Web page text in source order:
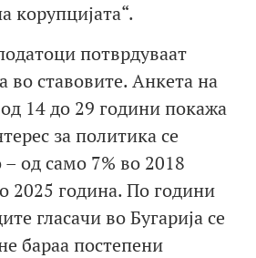
корупцијата“.
потврдуваат
во ставовите. Анкета на
14 до 29 години покажа
за политика се
– од само 7% во 2018
2025 година. По години
гласачи во Бугарија се
бараа постепени